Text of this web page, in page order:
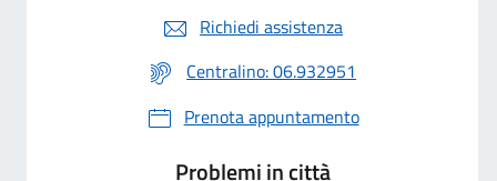
Richiedi assistenza
Centralino: 06.932951
Prenota appuntamento
Problemi in città